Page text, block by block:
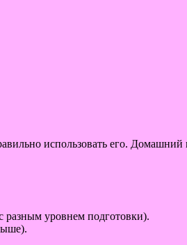
использовать его.
разным уровнем подготовки).